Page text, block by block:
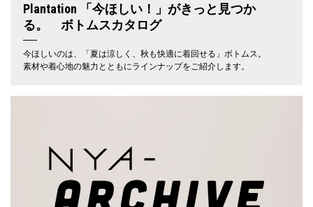
Plantation 「今ほしい！」がきっと見つか
る。 ボトムスカタログ
今ほしいのは、「夏は涼しく、秋も快適に着回せる」ボトムス。
素材や着心地の魅力とともにラインナップをご紹介します。